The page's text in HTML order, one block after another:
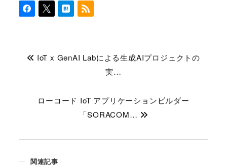
関連記事
IoT x GenAI Labによる生成AIプロジェクトの
実…
ローコード IoT アプリケーションビルダー
「SORACOM…